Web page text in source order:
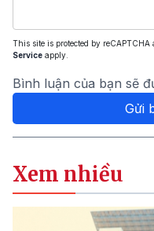
This site is protected by reCAPTCHA
Service apply.
Bình luận của bạn sẽ
Gửi
Xem nhiều